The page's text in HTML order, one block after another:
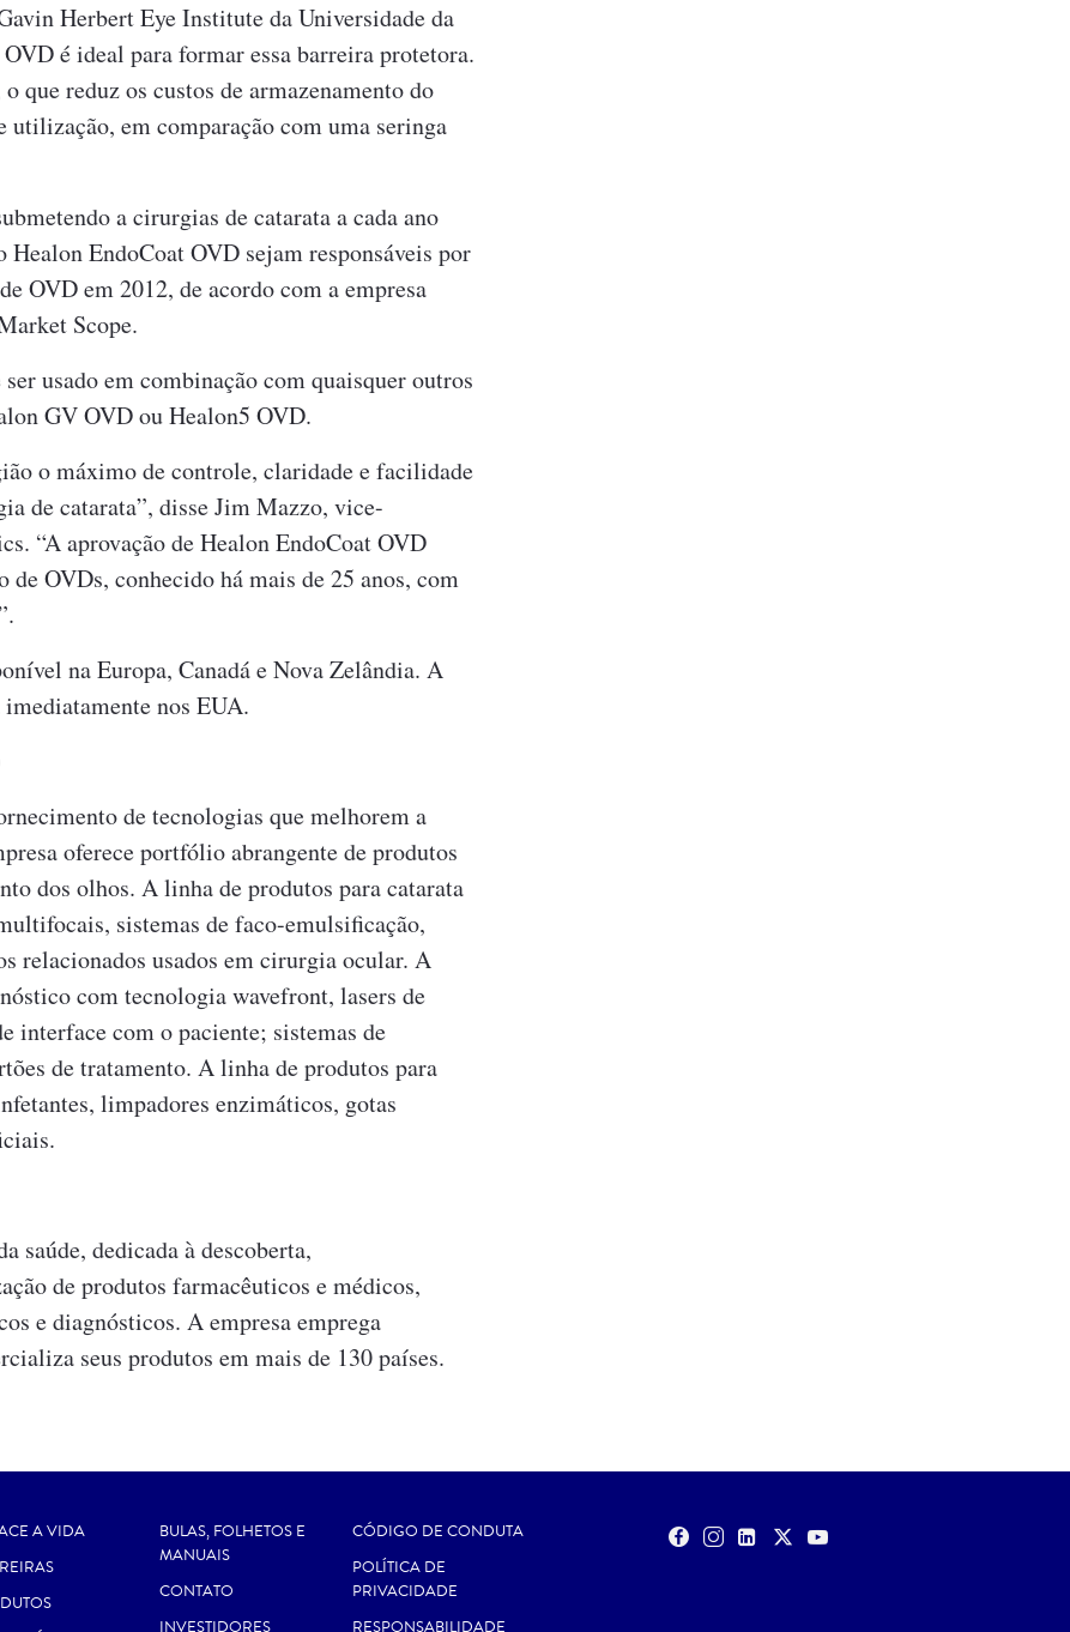
Herbert Eye Institute da Universidade da
é ideal para formar essa barreira protetora.
que reduz os custos de armazenamento do
em comparação com uma seringa
a cirurgias de catarata a cada ano
EndoCoat OVD sejam responsáveis por
OVD em 2012, de acordo com a empresa
Scope.
usado em combinação com quaisquer outros
GV OVD ou Healon5 OVD.
o máximo de controle, claridade e facilidade
de catarata”, disse Jim Mazzo, vice-
“A aprovação de Healon EndoCoat OVD
OVDs, conhecido há mais de 25 anos, com
na Europa, Canadá e Nova Zelândia. A
nos EUA.
de tecnologias que melhorem a
oferece portfólio abrangente de produtos
dos olhos. A linha de produtos para catarata
sistemas de faco-emulsificação,
relacionados usados em cirurgia ocular. A
com tecnologia wavefront, lasers de
interface com o paciente; sistemas de
de tratamento. A linha de produtos para
limpadores enzimáticos, gotas
saúde, dedicada à descoberta,
de produtos farmacêuticos e médicos,
e diagnósticos. A empresa emprega
seus produtos em mais de 130 países.
A VIDA
BULAS, FOLHETOS E
MANUAIS
CONTATO
INVESTIDORES
CÓDIGO DE CONDUTA
POLÍTICA DE
PRIVACIDADE
RESPONSABILIDADE